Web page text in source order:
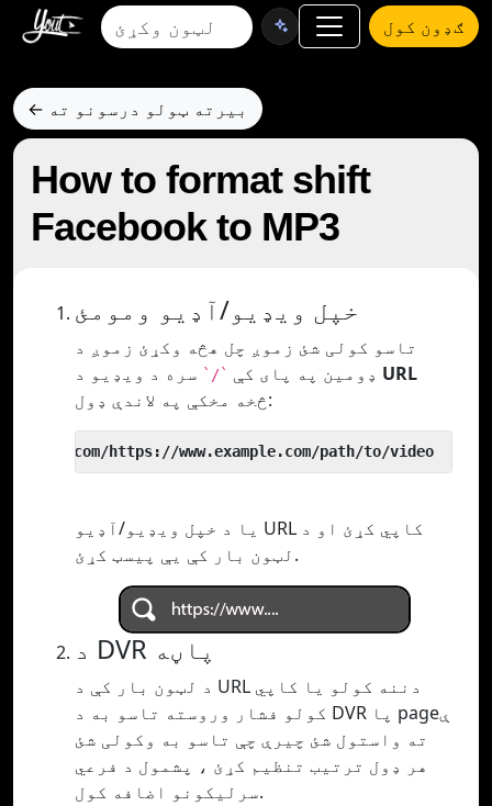
ګډون کول
← بیرته ټولو درسونو ته
How to format shift
Facebook to MP3
خپل ویډیو/آډیو ومومئ
تاسو کولی شئ زموږ چل هڅه وکړئ زموږ د
ډومین په پای کې `/`
URL
څخه مخکې په لاندې ډول:
یا د خپل ویډیو/آډیو URL کاپي کړئ او د
لټون بار کې یې پیسټ کړئ.
د DVR پاڼه
د لټون بار کې د URL دننه کولو یا کاپي
کولو فشار وروسته تاسو به د DVR پا pageې
ته واستول شئ چیرې چې تاسو به وکولی شئ
هر ډول ترتیب تنظیم کړئ ، پشمول د فرعي
سرلیکونو اضافه کول.